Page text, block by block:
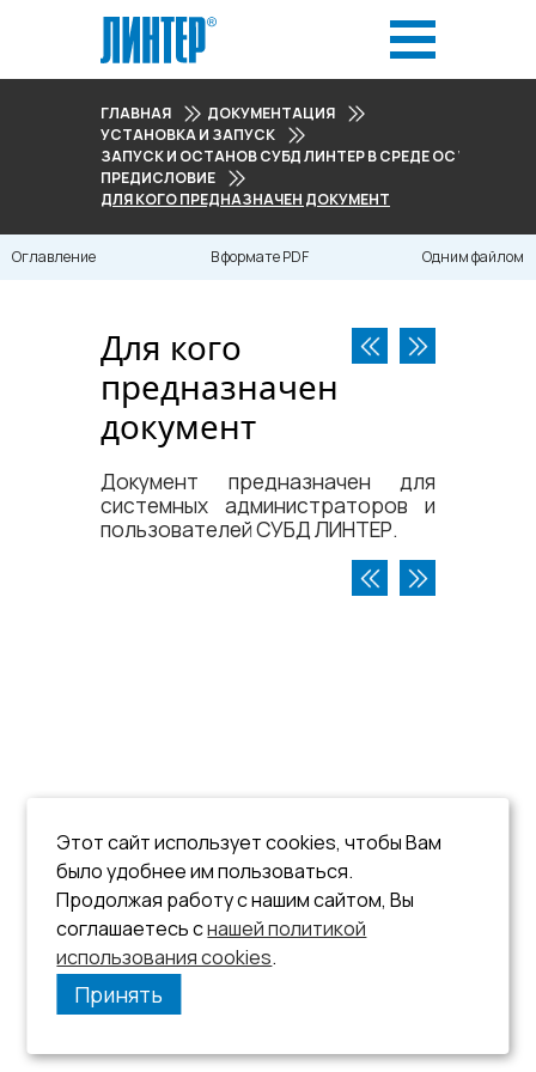
ГЛАВНАЯ
ДОКУМЕНТАЦИЯ
УСТАНОВКА И ЗАПУСК
ЗАПУСК И ОСТАНОВ СУБД ЛИНТЕР В СРЕДЕ ОС WINDOWS
ПРЕДИСЛОВИЕ
ДЛЯ КОГО ПРЕДНАЗНАЧЕН ДОКУМЕНТ
Оглавление В формате PDF Одним файлом
Для кого
предназначен
документ
Документ предназначен для
системных администраторов и
пользователейСУБД ЛИНТЕР.
Этот сайт использует cookies, чтобы Вам
было удобнее им пользоваться.
Продолжая работу с нашим сайтом, Вы
соглашаетесь снашей политикой
использования cookies.
Принять